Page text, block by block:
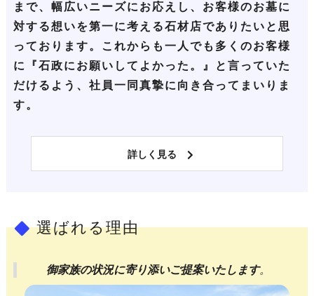
まで、幅広いニーズにお応えし、お客様のお墓に
対する想いを第一に考える石材店でありたいと思
っております。これからも一人でも多くのお客様
に『石政にお願いしてよかった。』と言っていた
だけるよう、社員一同真摯に向き合ってまいりま
す。
詳しく見る
選ばれる理由
御家族の状況に寄り添いご提案いたします。